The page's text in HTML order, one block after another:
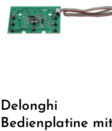
Delonghi
Bedienplatine